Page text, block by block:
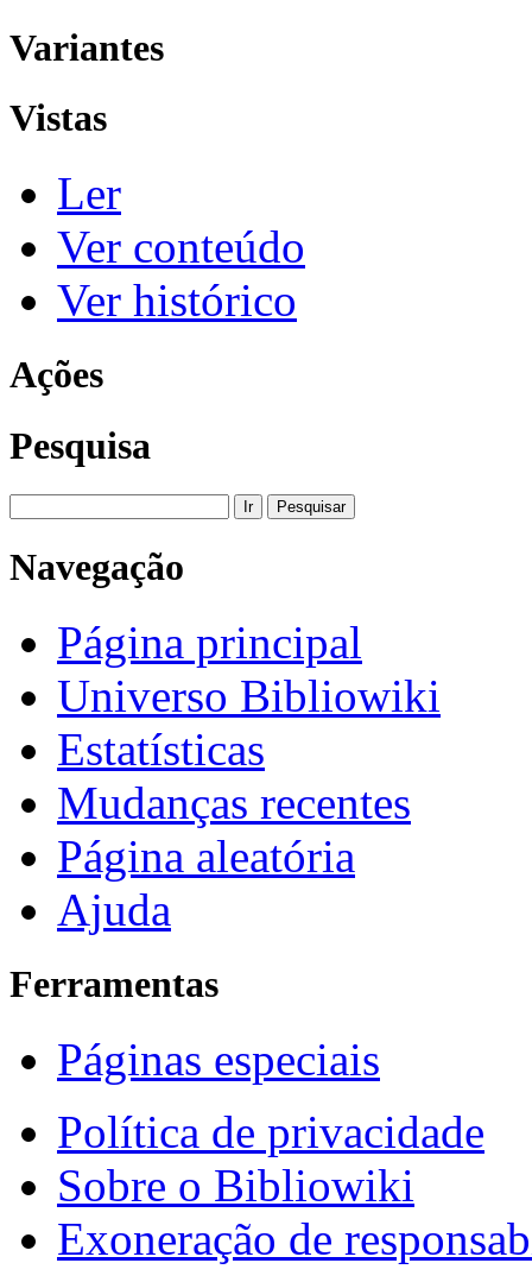
Variantes
Vistas
Ler
Ver conteúdo
Ver histórico
Ações
Pesquisa
Navegação
Página principal
Universo Bibliowiki
Estatísticas
Mudanças recentes
Página aleatória
Ajuda
Ferramentas
Páginas especiais
Política de privacidade
Sobre o Bibliowiki
Exoneração de